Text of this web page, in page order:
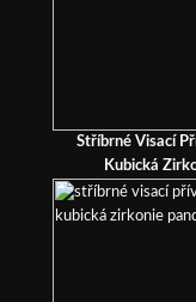
Stříbrné Visací
Kubická